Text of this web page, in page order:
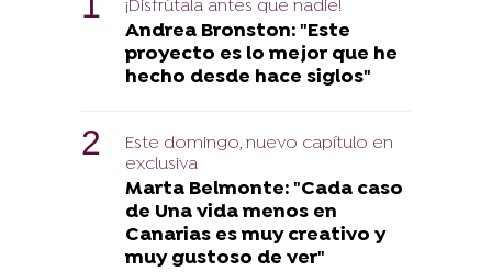
¡Disfrútala antes que nadie!
Andrea Bronston: "Este
proyecto es lo mejor que he
hecho desde hace siglos"
Este domingo, nuevo capítulo en
exclusiva
Marta Belmonte: "Cada caso
de Una vida menos en
Canarias es muy creativo y
muy gustoso de ver"